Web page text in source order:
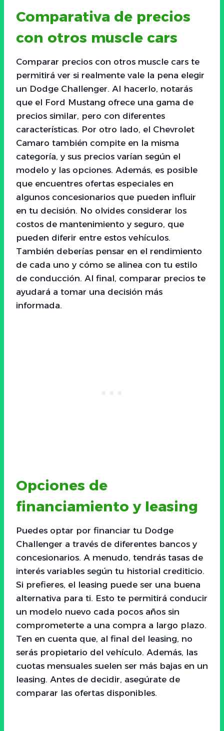
Comparativa de precios
con otros muscle cars
Comparar precios con otros muscle cars te
permitirá ver si realmente vale la pena elegir
un Dodge Challenger. Al hacerlo, notarás
que el Ford Mustang ofrece una gama de
precios similar, pero con diferentes
características. Por otro lado, el Chevrolet
Camaro también compite en la misma
categoría, y sus precios varían según el
modelo y las opciones. Además, es posible
que encuentres ofertas especiales en
algunos concesionarios que pueden influir
en tu decisión. No olvides considerar los
costos de mantenimiento y seguro, que
pueden diferir entre estos vehículos.
También deberías pensar en el rendimiento
de cada uno y cómo se alinea con tu estilo
de conducción. Al final, comparar precios te
ayudará a tomar una decisión más
informada.
Opciones de
financiamiento y leasing
Puedes optar por financiar tu Dodge
Challenger a través de diferentes bancos y
concesionarios. A menudo, tendrás tasas de
interés variables según tu historial crediticio.
Si prefieres, el leasing puede ser una buena
alternativa para ti. Esto te permitirá conducir
un modelo nuevo cada pocos años sin
comprometerte a una compra a largo plazo.
Ten en cuenta que, al final del leasing, no
serás propietario del vehículo. Además, las
cuotas mensuales suelen ser más bajas en un
leasing. Antes de decidir, asegúrate de
comparar las ofertas disponibles.